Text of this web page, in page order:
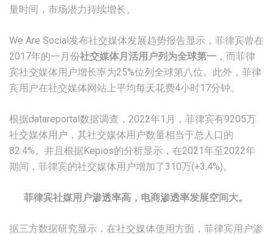
量时间，市场潜力持续增长。
We Are Social发布社交媒体发展趋势报告显示，菲律宾曾在
2017年的一月份社交媒体月活用户列为全球第一 ，而菲律
宾社交媒体用户增长率为25%位列全球第八位。此外，菲律
宾用户在社交媒体网站上平均每天花费4小时17分钟。
根据datareportal数据调查，2022年1月，菲律宾有9205万
社交媒体用户，其社交媒体用户数量相当于总人口的
82.4%。并且根据Kepios的分析显示，在2021年至2022年
期间，菲律宾的社交媒体用户增加了310万(+3.4%)。
菲律宾社媒用户渗透率高，电商渗透率发展空间大。
据三方数据研究显示，在社交媒体使用方面，菲律宾用户渗